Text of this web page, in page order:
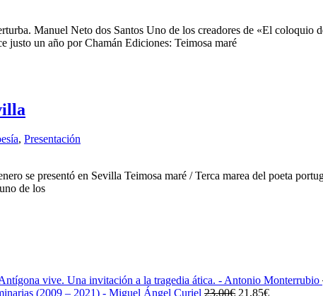
Manuel Neto dos Santos Uno de los creadores de «El coloquio
justo un año por Chamán Ediciones: Teimosa maré
, Presentación
se presentó en Sevilla Teimosa maré / Terca marea del poeta
de los
vive. Una invitación a la tragedia ática. - Antonio Monterrubio
(2009 – 2021) - Miguel Ángel Curiel 23,00€ El
21,85€El